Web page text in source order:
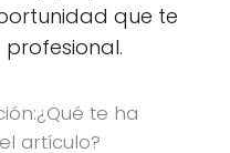
que te
te ha
artículo?